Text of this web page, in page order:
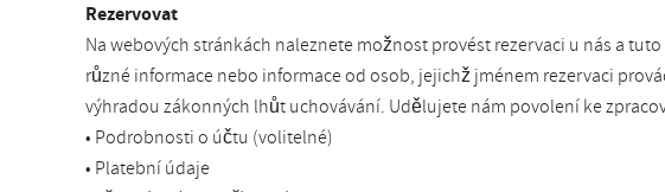
Rezervovat
Na webových stránkách naleznete možnost provést rezervaci u nás a
různé informace nebo informace od osob, jejichž jménem rezervaci
výhradou zákonných lhůt uchovávání. Udělujete nám povolení ke
• Podrobnosti o účtu (volitelné)
• Platební údaje